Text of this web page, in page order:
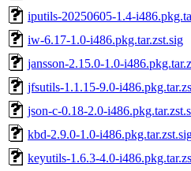
iputils-20250605-1.4-
iw-6.17-1.0-i486.pkg.tar.zst.sig
jansson-2.15.0-1.0-
jfsutils-1.1.15-9.0-
json-c-0.18-2.0-
kbd-2.9.0-1.0-
keyutils-1.6.3-4.0-